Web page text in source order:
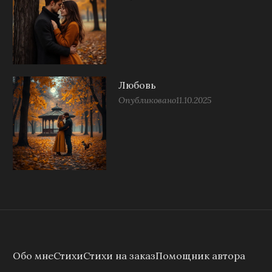
Любовь
Опубликовано11.10.2025
Обо мнеСтихиСтихи на заказПомощник автора